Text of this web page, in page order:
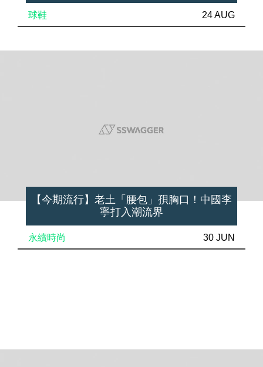
球鞋 24 AUG
【今期流行】老土「腰包」孭胸口！中國李
寧打入潮流界
永續時尚 30 JUN